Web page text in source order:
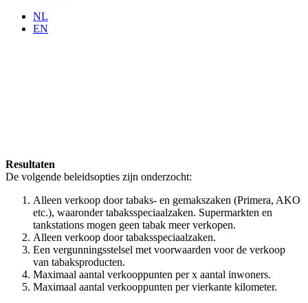
NL
EN
Resultaten
De volgende beleidsopties zijn onderzocht:
Alleen verkoop door tabaks- en gemakszaken (Primera, AKO
etc.), waaronder tabaksspeciaalzaken. Supermarkten en
tankstations mogen geen tabak meer verkopen.
Alleen verkoop door tabaksspeciaalzaken.
Een vergunningsstelsel met voorwaarden voor de verkoop
van tabaksproducten.
Maximaal aantal verkooppunten per x aantal inwoners.
Maximaal aantal verkooppunten per vierkante kilometer.